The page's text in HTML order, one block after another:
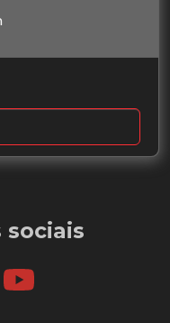
sociais